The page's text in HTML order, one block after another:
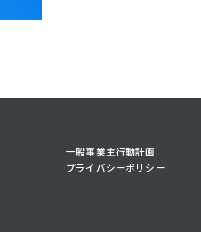
一般事業主行動計画
プライバシーポリシー